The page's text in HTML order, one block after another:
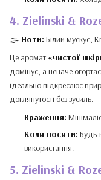
4. Zielinski &
🌫️ Ноти: Білий мускус,
Це аромат «чистої
домінує, а неначе
ідеально підкреслює
доглянутості без зусиль.
Враження:
Коли носити:
використання.
5. Zielinski &